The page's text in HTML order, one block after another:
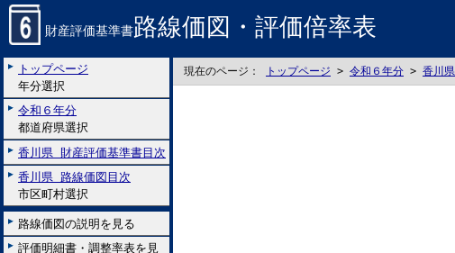
財産評価基準書路線価図・評価倍率表
トップページ
年分選択
令和６年分
都道府県選択
香川県 財産評価基準書目次
香川県 路線価図目次
市区町村選択
路線価図の説明を見る
評価明細書・調整率表を見
現在のページ： トップページ > 令和６年分 > 香川県